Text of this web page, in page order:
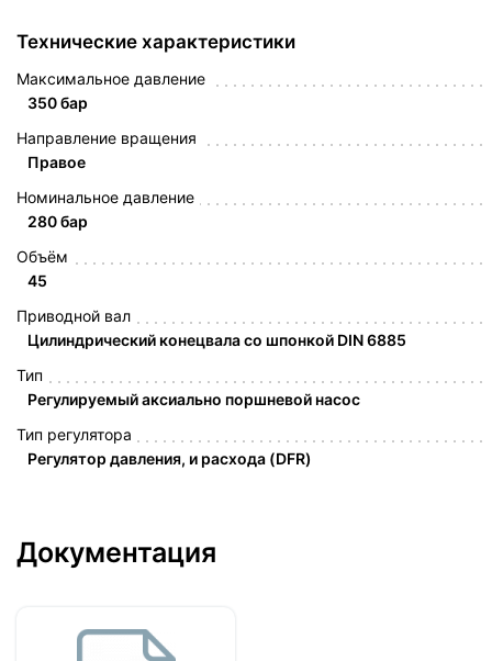
Технические характеристики
Максимальное давление
350 бар
Направление вращения
Правое
Номинальное давление
280 бар
Объём
45
Приводной вал
Цилиндрический конецвала со шпонкой DIN 6885
Тип
Регулируемый аксиально поршневой насос
Тип регулятора
Регулятор давления, и расхода (DFR)
Документация